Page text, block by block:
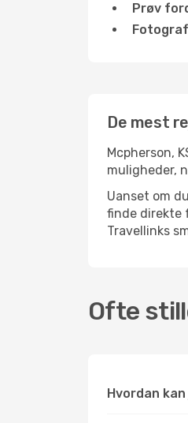
Prøv
De mest
Mcpherson,
muligheder,
Uanset om
finde direkte
Travellinks
Ofte
Hvordan